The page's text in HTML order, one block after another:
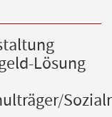
Lösung